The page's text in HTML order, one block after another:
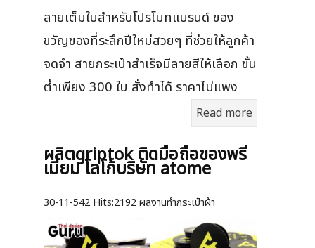
ลายเต็มใบสำหรับโปรโมทแบรนด์ ของ
ขวัญของที่ระลึกปีใหม่สวยๆ ที่ช่วยให้ลูกค้า
จดจำ สายกระเป๋าสำเร็จมีลายสีให้เลือก ขั้น
ต่ำเพียง 300 ใบ สั่งทำได้ ราคาไม่แพง
Read more
ผลิตgriptok ติดมือถือของพรี
เมี่ยม โลโก้บริษัท atome
30-11-542 Hits:2192 ผลงานทำกระเป๋าผ้า